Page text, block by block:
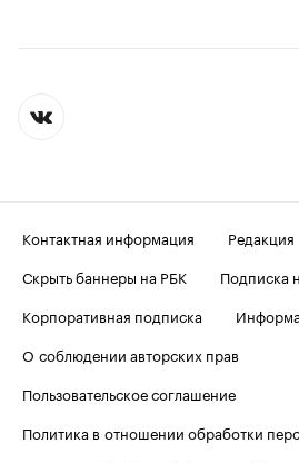
Контактная информация
Редакция
Скрыть баннеры на РБК
Подписка
Корпоративная подписка
О соблюдении авторских прав
Пользовательское соглашение
Политика в отношении обработки